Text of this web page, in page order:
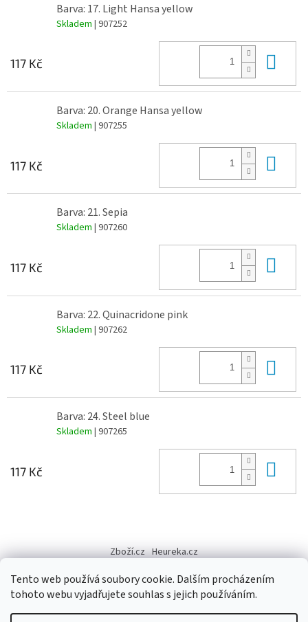
Tento web používá soubory cookie. Dalším procházením
tohoto webu vyjadřujete souhlas s jejich používáním.
Barva: 17. Light Hansa yellow
Skladem | 907252
117 Kč
Barva: 20. Orange Hansa yellow
Skladem | 907255
117 Kč
Barva: 21. Sepia
Skladem | 907260
117 Kč
Barva: 22. Quinacridone pink
Skladem | 907262
117 Kč
Barva: 24. Steel blue
Skladem | 907265
117 Kč
p
Zboží.cz Heureka.cz